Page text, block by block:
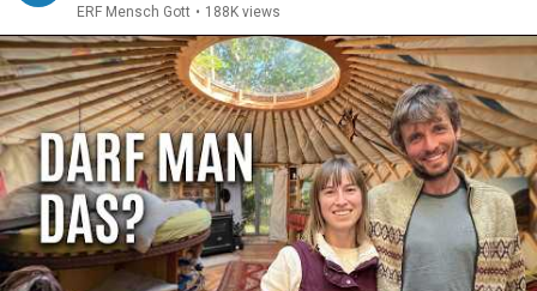
ERF Mensch Gott • 188K views